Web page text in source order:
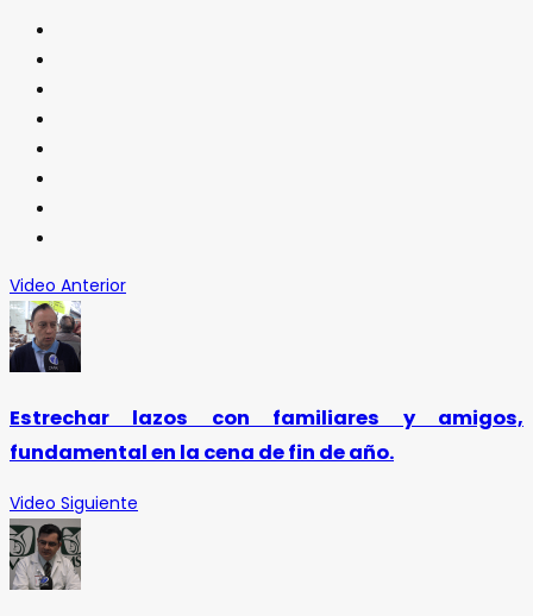
Video Anterior
Estrechar lazos con familiares y amigos,
fundamental en la cena de fin de año.
Video Siguiente